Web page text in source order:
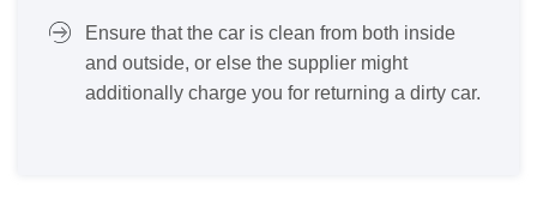
Ensure that the car is clean from both inside
and outside, or else the supplier might
additionally charge you for returning a dirty car.